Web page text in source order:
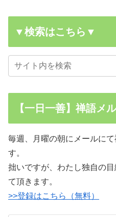
▼検索はこちら▼
【一日一善】禅語メ
毎週、月曜の朝にメールに
す。
拙いですが、わたし独自の
て頂きます。
>>登録はこちら（無料）